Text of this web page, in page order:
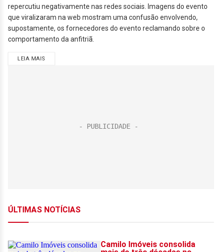
repercutiu negativamente nas redes sociais. Imagens do evento
que viralizaram na web mostram uma confusão envolvendo,
supostamente, os fornecedores do evento reclamando sobre o
comportamento da anfitriã.
LEIA MAIS